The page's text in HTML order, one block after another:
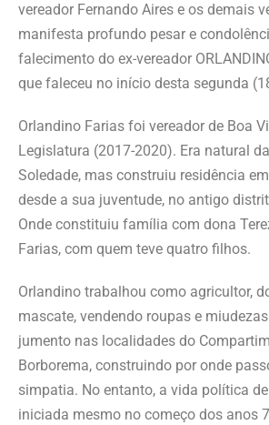
vereador Fernando Aires e os demais
manifesta profundo pesar e
falecimento do ex-vereador
que faleceu no início desta segunda
Orlandino Farias foi vereador de Boa
Legislatura (2017-2020). Era natural
Soledade, mas construiu residência
desde a sua juventude, no antigo
Onde constituiu família com dona
Farias, com quem teve quatro filhos.
Orlandino trabalhou como agricultor,
mascate, vendendo roupas e
jumento nas localidades do
Borborema, construindo por onde
simpatia. No entanto, a vida política
iniciada mesmo no começo dos anos